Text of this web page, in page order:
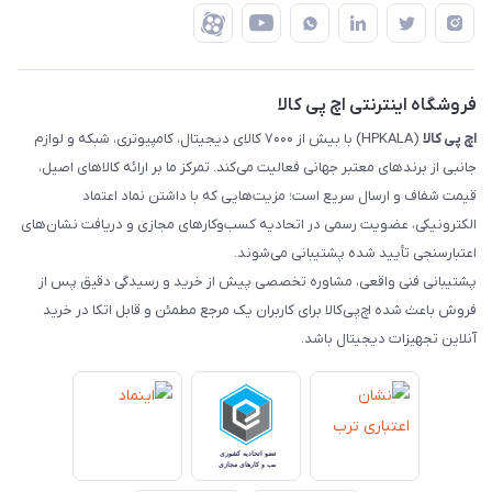
ضمانت اصالت کالا
رهگیری مرسولات چاپار
رهگیری مرسولات ماهکس
درباره ما
تماس با ما
فروشگاه اینترنتی اچ پی کالا
اچ‌ پی‌ کالا
(HPKALA) با بیش از ۷۰۰۰ کالای دیجیتال، کامپیوتری، شبکه و لوازم
جانبی از برندهای معتبر جهانی فعالیت می‌کند. تمرکز ما بر ارائه کالاهای اصیل،
قیمت شفاف و ارسال سریع است؛ مزیت‌هایی که با داشتن نماد اعتماد
الکترونیکی، عضویت رسمی در اتحادیه کسب‌وکارهای مجازی و دریافت نشان‌های
اعتبارسنجی تأیید شده پشتیبانی می‌شوند.
پشتیبانی فنی واقعی، مشاوره تخصصی پیش از خرید و رسیدگی دقیق پس از
فروش باعث شده اچ‌پی‌کالا برای کاربران یک مرجع مطمئن و قابل اتکا در خرید
آنلاین تجهیزات دیجیتال باشد.